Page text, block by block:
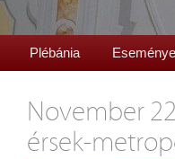
Plébánia
November
érsek-